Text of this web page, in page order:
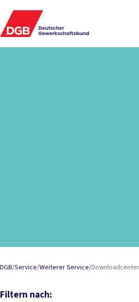
DGB/Service/Weiterer Service/Downloadcenter
Filtern nach: